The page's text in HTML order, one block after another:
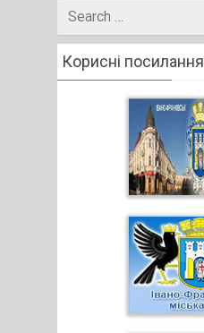
for
Корисні посилання